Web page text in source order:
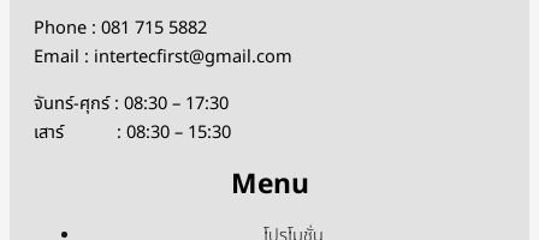
Phone : 081 715 5882
Email : intertecfirst@gmail.com
จันทร์-ศุกร์ : 08:30 – 17:30
เสาร์ : 08:30 – 15:30
Menu